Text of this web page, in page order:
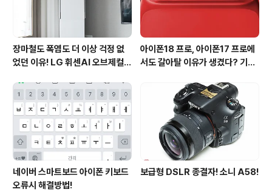
장마철도 폭염도 더 이상 걱정 없
었던 이유! LG 휘센AI 오브제컬렉
사용 후기
아이폰18 프로, 아이폰17 프로에
서도 갈아탈 이유가 생겼다? 기대
네이버 스마트보드 아이폰 키보드
오류시 해결방법!
보급형 DSLR 종결자! 소니 A58!